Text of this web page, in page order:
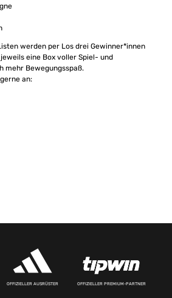
werden per Los drei Gewinner*innen
eine Box voller Spiel- und
mehr Bewegungsspaß.
an:
OFFIZIELLER AUSRÜSTER OFFIZIELLER PREMIUM-PARTNER